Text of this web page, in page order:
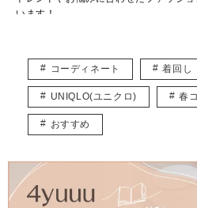
います！
コーディネート 着回し
UNIQLO(ユニクロ) 春
おすすめ